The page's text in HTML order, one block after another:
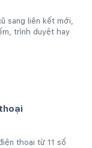
sang liên kết mới,
trình duyệt hay
thoại từ 11 số